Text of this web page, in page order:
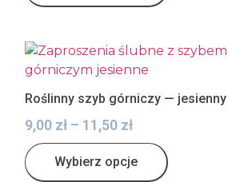
Roślinny szyb górniczy — jesienny
9,00 zł – 11,50 zł
Wybierz opcje